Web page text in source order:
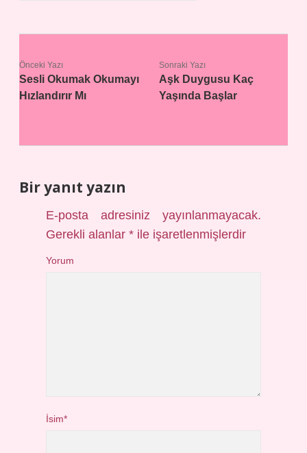
Önceki Yazı
Sesli Okumak Okumayı
Hızlandırır Mı
Sonraki Yazı
Aşk Duygusu Kaç
Yaşında Başlar
Bir yanıt yazın
E-posta adresiniz yayınlanmayacak.
Gerekli alanlar* ile işaretlenmişlerdir
Yorum
İsim*